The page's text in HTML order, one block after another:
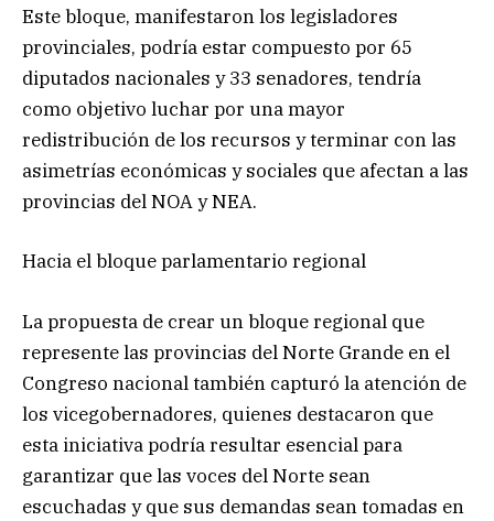
Este bloque, manifestaron los legisladores
provinciales, podría estar compuesto por 65
diputados nacionales y 33 senadores, tendría
como objetivo luchar por una mayor
redistribución de los recursos y terminar con las
asimetrías económicas y sociales que afectan a las
provincias del NOA y NEA.
Hacia el bloque parlamentario regional
La propuesta de crear un bloque regional que
represente las provincias del Norte Grande en el
Congreso nacional también capturó la atención de
los vicegobernadores, quienes destacaron que
esta iniciativa podría resultar esencial para
garantizar que las voces del Norte sean
escuchadas y que sus demandas sean tomadas en